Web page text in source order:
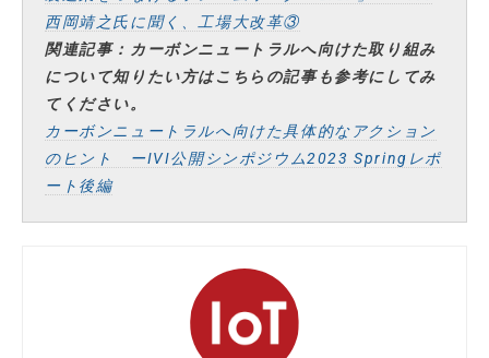
西岡靖之氏に聞く、工場大改革③
関連記事：カーボンニュートラルへ向けた取り組み
について知りたい方はこちらの記事も参考にしてみ
てください。
カーボンニュートラルへ向けた具体的なアクション
のヒント ーIVI公開シンポジウム2023 Springレポ
ート後編